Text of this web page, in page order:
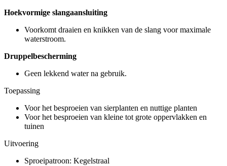
Hoekvormige slangaansluiting
Voorkomt draaien en knikken van de slang voor maximale
waterstroom.
Druppelbescherming
Geen lekkend water na gebruik.
Toepassing
Voor het besproeien van sierplanten en nuttige planten
Voor het besproeien van kleine tot grote oppervlakken en
tuinen
Uitvoering
Sproeipatroon: Kegelstraal